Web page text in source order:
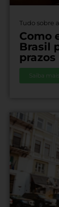
Tudo sobre
Como
Brasil
prazos
Saiba mais